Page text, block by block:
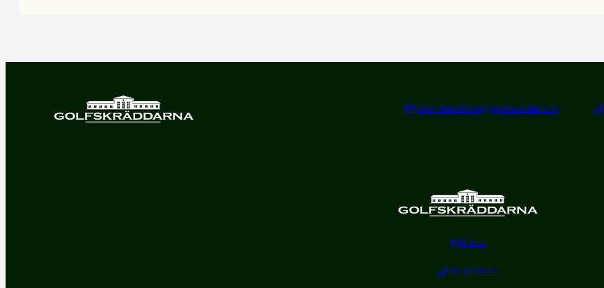
jakob.henriksson@golfskraddarna.se
E-post
08-54490711